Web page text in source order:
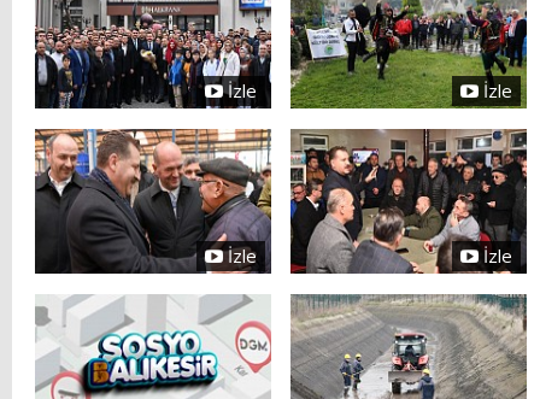
İzle İzle
İzle İzle